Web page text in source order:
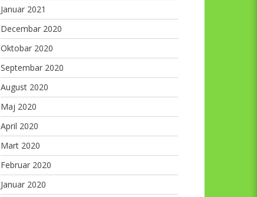
Januar 2021
Decembar 2020
Oktobar 2020
Septembar 2020
August 2020
Maj 2020
April 2020
Mart 2020
Februar 2020
Januar 2020